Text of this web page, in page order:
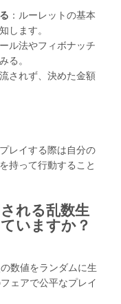
：ルーレットの基本
します。
ル法やフィボナッチ
る。
されず、決めた金額
レイする際は自分の
持って行動すること
れる乱数生
いますか？
数値をランダムに生
ェアで公平なプレイ